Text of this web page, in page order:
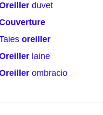
oreiller duvet
couverture
taies oreiller
oreiller laine
oreiller ombracio